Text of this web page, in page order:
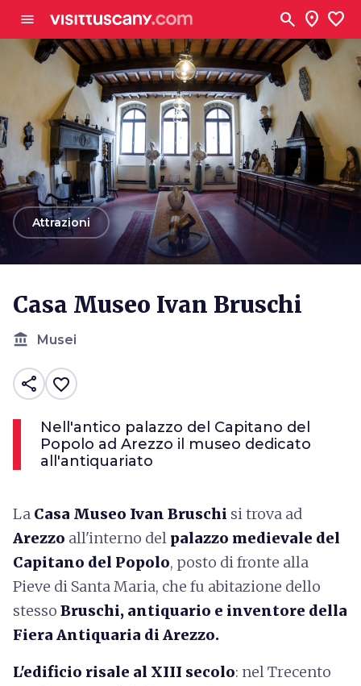
menu search location_on favorite
arrow_back
Attrazioni
Casa Museo Ivan Bruschi
account_balance Musei
share favorite_border
Nell'antico palazzo del Capitano del
Popolo ad Arezzo il museo dedicato
all'antiquariato
La Casa Museo Ivan Bruschi si trova ad
Arezzo all'interno del palazzo medievale del
Capitano del Popolo, posto di fronte alla
Pieve di Santa Maria, che fu abitazione dello
stesso Bruschi, antiquario e inventore della
Fiera Antiquaria di Arezzo.
L'edificio risale al XIII secolo: nel Trecento